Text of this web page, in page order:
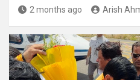
2 months ago Arish